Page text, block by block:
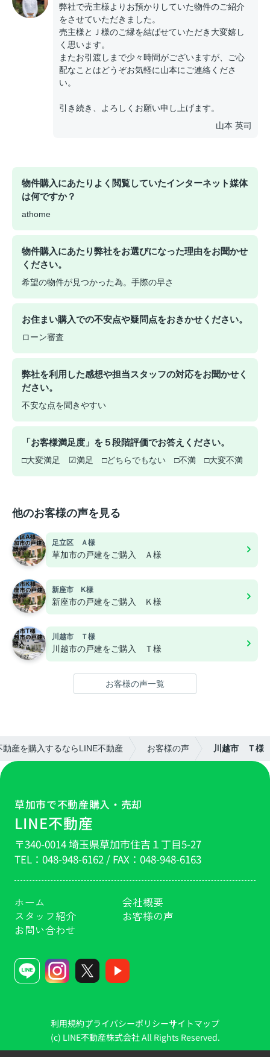
弊社で売主様よりお預かりしていた物件のご紹介
をさせていただきました。
売主様とＪ様のご縁を結ばせていただき大変嬉し
く思います。
またお引渡しまで少々時間がございますが、ご心
配なことはどうぞお気軽に山本にご連絡くださ
い。
引き続き、よろしくお願い申し上げます。
山本 英司
物件購入にあたりよく閲覧していたインターネット媒体
は何ですか？
athome
物件購入にあたり弊社をお選びになった理由をお聞かせ
ください。
希望の物件が見つかった為。手際の早さ
お住まい購入での不安点や疑問点をおきかせください。
ローン審査
弊社を利用した感想や担当スタッフの対応をお聞かせく
ださい。
不安な点を聞きやすい
「お客様満足度」を５段階評価でお答えください。
□大変満足 ☑満足 □どちらでもない □不満 □大変不満
他のお客様の声を見る
足立区 Ａ様
草加市の戸建をご購入 Ａ様
新座市 K様
新座市の戸建をご購入 Ｋ様
川越市 Ｔ様
川越市の戸建をご購入 Ｔ様
お客様の声一覧
動産を購入するならLINE不動産 お客様の声 川越市 Ｔ様
草加市で不動産購入・売却
LINE不動産
〒340-0014 埼玉県草加市住吉１丁目5-27
TEL： 048-948-6162/ FAX： 048-948-6163
ホーム
会社概要
スタッフ紹介
お客様の声
お問い合わせ
利用規約プライバシーポリシーサイトマップ
(c) LINE不動産株式会社 All Rights Reserved.